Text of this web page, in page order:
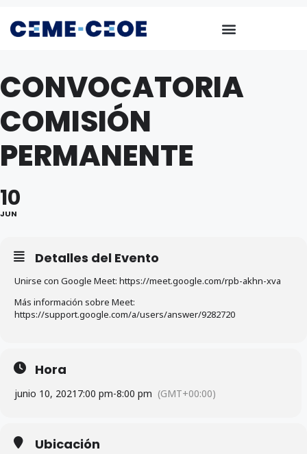
CONVOCATORIA
COMISIÓN
PERMANENTE
10
JUN
Detalles del Evento
Unirse con Google Meet: https://meet.google.com/rpb-akhn-xva
Más información sobre Meet:
https://support.google.com/a/users/answer/9282720
Hora
junio 10, 2021 7:00 pm-8:00 pm (GMT+00:00)
Ubicación